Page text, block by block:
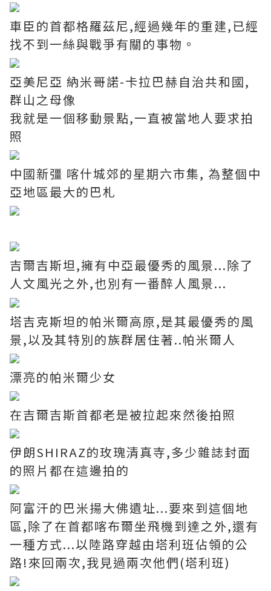
車臣的首都格羅茲尼,經過幾年的重建,已經
找不到一絲與戰爭有關的事物。
亞美尼亞 納米哥諾-卡拉巴赫自治共和國,
群山之母像
我就是一個移動景點,一直被當地人要求拍
照
中國新彊 喀什城郊的星期六市集, 為整個中
亞地區最大的巴札
吉爾吉斯坦,擁有中亞最優秀的風景...除了
人文風光之外,也別有一番醉人風景...
塔吉克斯坦的帕米爾高原,是其最優秀的風
景,以及其特別的族群居住著..帕米爾人
漂亮的帕米爾少女
在吉爾吉斯首都老是被拉起來然後拍照
伊朗SHIRAZ的玫瑰清真寺,多少雜誌封面
的照片都在這邊拍的
阿富汗的巴米揚大佛遺址...要來到這個地
區,除了在首都喀布爾坐飛機到達之外,還有
一種方式...以陸路穿越由塔利班佔領的公
路!來回兩次,我見過兩次他們(塔利班)